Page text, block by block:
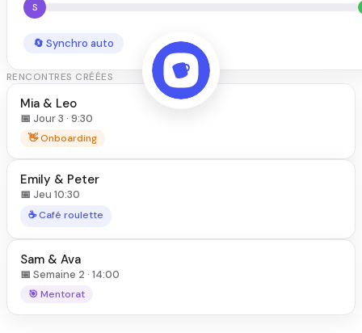
S
🔄 Synchro auto
RENCONTRES CRÉÉES
Mia & Leo
📅 Jour 3 · 9:30
👋 Onboarding
Emily & Peter
📅 Jeu 10:30
☕ Café roulette
Sam & Ava
📅 Semaine 2 · 14:00
🎯 Mentorat